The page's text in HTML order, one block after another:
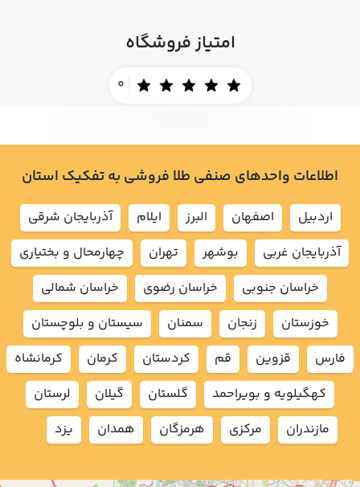
امتیاز فروشگاه
0
اطلاعات واحدهای صنفی طلا فروشی به تفکیک استان
اردبيل اصفهان البرز ايلام
آذربايجان شرقي
آذربايجان غربي
بوشهر تهران
چهارمحال و بختياري
خراسان جنوبي
خراسان رضوي
خراسان شمالي
خوزستان
زنجان سمنان
سيستان و بلوچستان
فارس
قزوين قم كردستان كرمان
كرمانشاه
كهگيلويه و بويراحمد
گلستان گيلان
لرستان
مازندران
مركزي هرمزگان همدان يزد